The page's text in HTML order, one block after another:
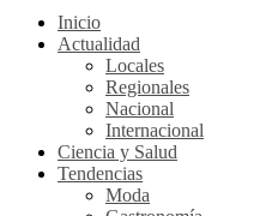
Inicio
Actualidad
Locales
Regionales
Nacional
Internacional
Ciencia y Salud
Tendencias
Moda